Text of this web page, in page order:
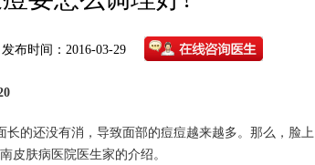
发布时间：2016-03-29
的还没有消，导致面部的痘痘越来越多。那么，脸上
皮肤病医院医生家的介绍。